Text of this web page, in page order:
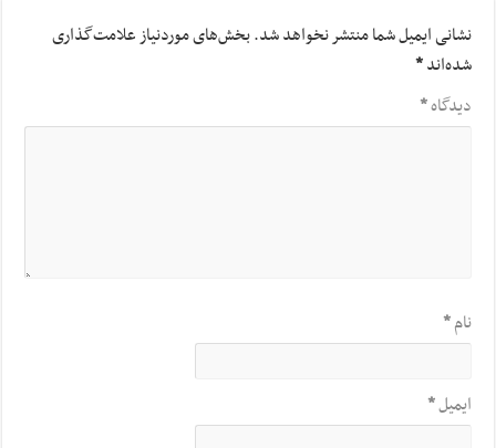
نشانی ایمیل شما منتشر نخواهد شد.بخش‌های موردنیاز علامت‌گذاری
شده‌اند*
دیدگاه*
نام*
ایمیل*